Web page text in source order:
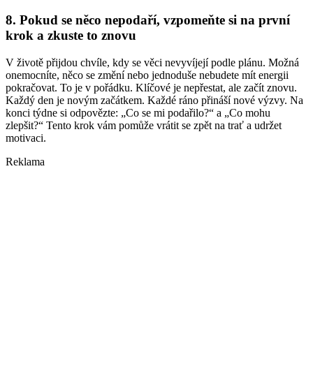
8. Pokud se něco nepodaří, vzpomeňte si na první
krok a zkuste to znovu
V životě přijdou chvíle, kdy se věci nevyvíjejí podle plánu. Možná
onemocníte, něco se změní nebo jednoduše nebudete mít energii
pokračovat. To je v pořádku. Klíčové je nepřestat, ale začít znovu.
Každý den je novým začátkem. Každé ráno přináší nové výzvy. Na
konci týdne si odpovězte: „Co se mi podařilo?“ a „Co mohu
zlepšit?“ Tento krok vám pomůže vrátit se zpět na trať a udržet
motivaci.
Reklama